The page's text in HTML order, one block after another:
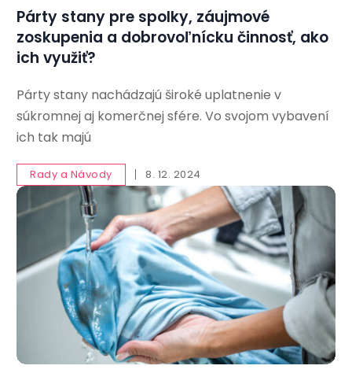
Párty stany pre spolky, záujmové
zoskupenia a dobrovoľnícku činnosť, ako
ich využiť?
Párty stany nachádzajú široké uplatnenie v
súkromnej aj komerčnej sfére. Vo svojom vybavení
ich tak majú
Rady a Návody 8. 12. 2024